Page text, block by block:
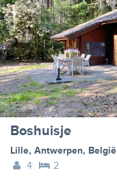
Boshuisje
Lille, Antwerpen, België
4
2